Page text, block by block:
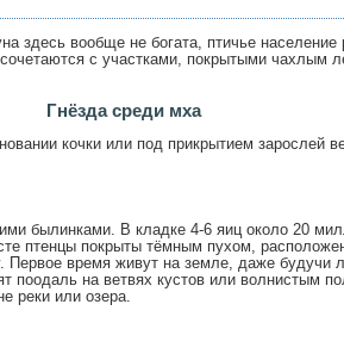
здесь вообще не богата, птичье
с участками, покрытыми чахлым
Гнёзда среди мха
кочки или под прикрытием зарослей
былинками. В кладке 4-6 яиц около 20
птенцы покрыты тёмным пухом,
Первое время живут на земле, даже
поодаль на ветвях кустов или
реки или озера.